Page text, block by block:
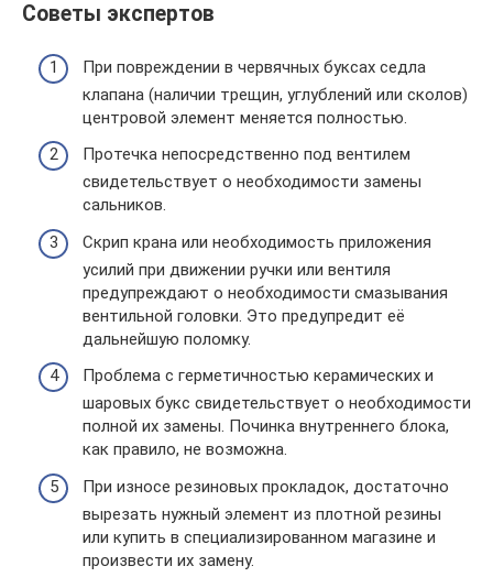
Советы экспертов
При повреждении в червячных буксах седла
клапана (наличии трещин, углублений или сколов)
центровой элемент меняется полностью.
Протечка непосредственно под вентилем
свидетельствует о необходимости замены
сальников.
Скрип крана или необходимость приложения
усилий при движении ручки или вентиля
предупреждают о необходимости смазывания
вентильной головки. Это предупредит её
дальнейшую поломку.
Проблема с герметичностью керамических и
шаровых букс свидетельствует о необходимости
полной их замены. Починка внутреннего блока,
как правило, не возможна.
При износе резиновых прокладок, достаточно
вырезать нужный элемент из плотной резины
или купить в специализированном магазине и
произвести их замену.